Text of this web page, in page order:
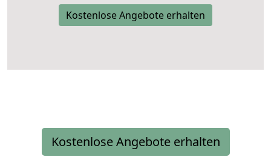
Kostenlose Angebote erhalten
Kostenlose Angebote erhalten